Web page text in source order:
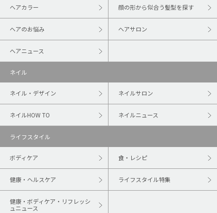
ヘアカラー 顔の形から似合う髪型を探す
ヘアのお悩み ヘアサロン
ヘアニュース
ネイル
ネイル・デザイン ネイルサロン
ネイルHOW TO ネイルニュース
ライフスタイル
ボディケア 食・レシピ
健康・ヘルスケア ライフスタイル特集
健康・ボディケア・リフレッシ
ュニュース